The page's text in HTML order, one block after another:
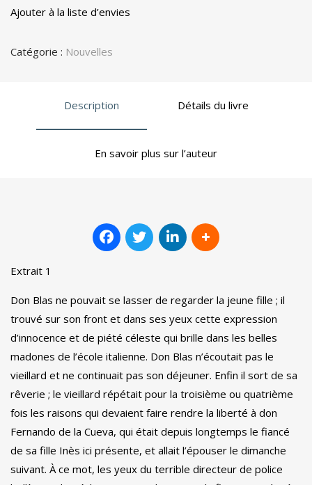
Ajouter à la liste d’envies
Catégorie : Nouvelles
Description Détails du livre
En savoir plus sur l’auteur
Extrait 1
Don Blas ne pouvait se lasser de regarder la jeune fille ; il
trouvé sur son front et dans ses yeux cette expression
d’innocence et de piété céleste qui brille dans les belles
madones de l’école italienne. Don Blas n’écoutait pas le
vieillard et ne continuait pas son déjeuner. Enfin il sort de sa
rêverie ; le vieillard répétait pour la troisième ou quatrième
fois les raisons qui devaient faire rendre la liberté à don
Fernando de la Cueva, qui était depuis longtemps le fiancé
de sa fille Inès ici présente, et allait l’épouser le dimanche
suivant. À ce mot, les yeux du terrible directeur de police